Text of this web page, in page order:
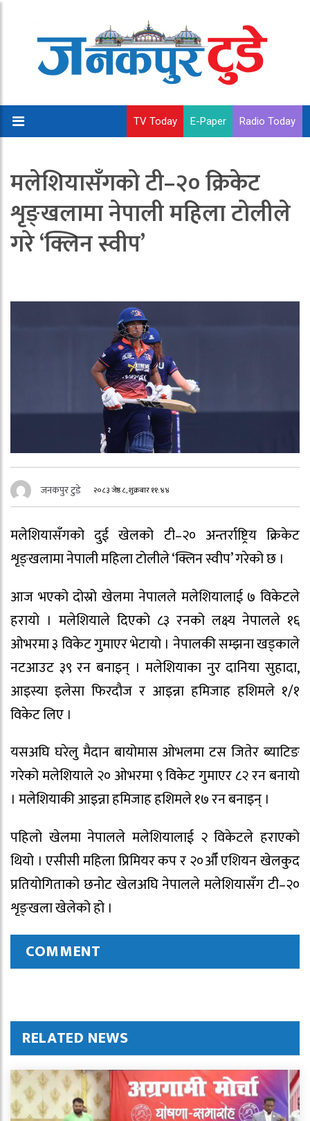
TV Today E-Paper Radio Today
मलेशियासँगको टी–२० क्रिकेट
शृङ्खलामा नेपाली महिला टोलीले
गरे ‘क्लिन स्वीप’
जनकपुर टुडे २०८३ जेष्ठ ८, शुक्रबार ११:४४
मलेशियासँगको दुई खेलको टी–२० अन्तर्राष्ट्रिय क्रिकेट
शृङ्खलामा नेपाली महिला टोलीले ‘क्लिन स्वीप’ गरेको छ ।
आज भएको दोस्रो खेलमा नेपालले मलेशियालाई ७ विकेटले
हरायो । मलेशियाले दिएको ८३ रनको लक्ष्य नेपालले १६
ओभरमा ३ विकेट गुमाएर भेटायो । नेपालकी सम्झना खड्काले
नटआउट ३९ रन बनाइन् । मलेशियाका नुर दानिया सुहादा,
आइस्या इलेसा फिरदौज र आइन्ना हमिजाह हशिमले १/१
विकेट लिए ।
यसअघि घरेलु मैदान बायोमास ओभलमा टस जितेर ब्याटिङ
गरेको मलेशियाले २० ओभरमा ९ विकेट गुमाएर ८२ रन बनायो
। मलेशियाकी आइन्ना हमिजाह हशिमले १७ रन बनाइन् ।
पहिलो खेलमा नेपालले मलेशियालाई २ विकेटले हराएको
थियो । एसीसी महिला प्रिमियर कप र २०औँ एशियन खेलकुद
प्रतियोगिताको छनोट खेलअघि नेपालले मलेशियासँग टी–२०
शृङ्खला खेलेको हो ।
COMMENT
RELATED NEWS